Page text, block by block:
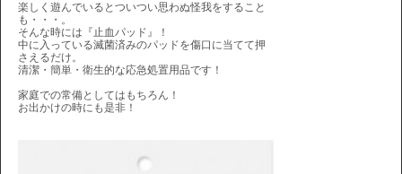
楽しく遊んでいるとついつい思わぬ怪我をすること
も・・・。
そんな時には『止血パッド』！
中に入っている滅菌済みのパッドを傷口に当てて押
さえるだけ。
清潔・簡単・衛生的な応急処置用品です！
家庭での常備としてはもちろん！
お出かけの時にも是非！